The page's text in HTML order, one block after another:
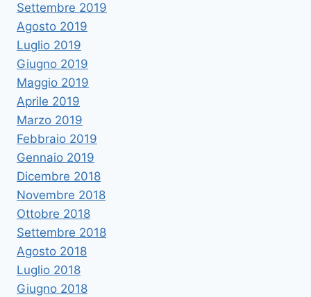
Settembre 2019
Agosto 2019
Luglio 2019
Giugno 2019
Maggio 2019
Aprile 2019
Marzo 2019
Febbraio 2019
Gennaio 2019
Dicembre 2018
Novembre 2018
Ottobre 2018
Settembre 2018
Agosto 2018
Luglio 2018
Giugno 2018